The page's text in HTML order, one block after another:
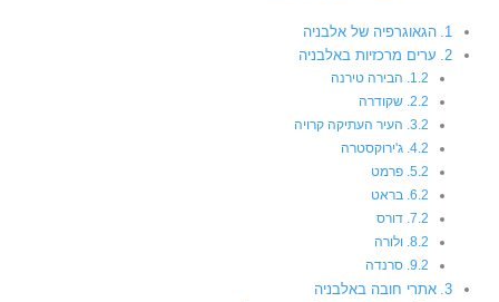
הגאוגרפיה של אלבניה
ערים מרכזיות באלבניה
הבירה טירנה
שקודרה
העיר העתיקה קרויה
ג'ירוקסטרה
פרמט
בראט
דורס
ולורה
סרנדה
אתרי חובה באלבניה